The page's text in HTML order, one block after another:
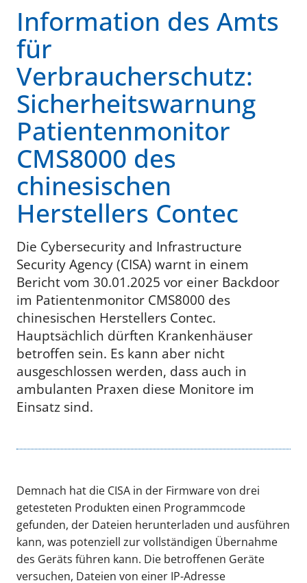
Information des Amts
für
Verbraucherschutz:
Sicherheitswarnung
Patientenmonitor
CMS8000 des
chinesischen
Herstellers Contec
Die Cybersecurity and Infrastructure
Security Agency (CISA) warnt in einem
Bericht vom 30.01.2025 vor einer Backdoor
im Patientenmonitor CMS8000 des
chinesischen Herstellers Contec.
Hauptsächlich dürften Krankenhäuser
betroffen sein. Es kann aber nicht
ausgeschlossen werden, dass auch in
ambulanten Praxen diese Monitore im
Einsatz sind.
Demnach hat die CISA in der Firmware von drei
getesteten Produkten einen Programmcode
gefunden, der Dateien herunterladen und ausführen
kann, was potenziell zur vollständigen Übernahme
des Geräts führen kann. Die betroffenen Geräte
versuchen, Dateien von einer IP-Adresse